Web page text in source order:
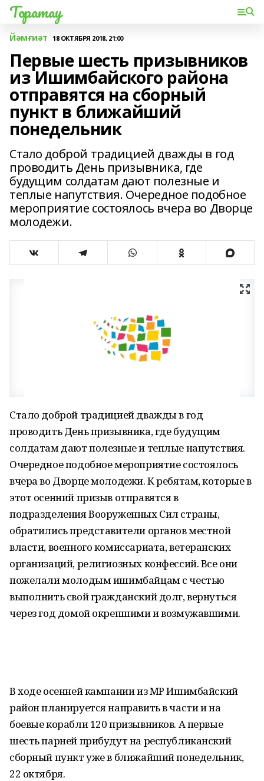
Торатау
Йәмғиәт 18 ОКТЯБРЯ 2018, 21:00
Первые шесть призывников
из Ишимбайского района
отправятся на сборный
пункт в ближайший
понедельник
Стало доброй традицией дважды в год
проводить День призывника, где
будущим солдатам дают полезные и
теплые напутствия. Очередное подобное
мероприятие состоялось вчера во Дворце
молодежи.
Стало доброй традицией дважды в год
проводить День призывника, где будущим
солдатам дают полезные и теплые напутствия.
Очередное подобное мероприятие состоялось
вчера во Дворце молодежи. К ребятам, которые в
этот осенний призыв отправятся в
подразделения Вооруженных Сил страны,
обратились представители органов местной
власти, военного комиссариата, ветеранских
организаций, религиозных конфессий. Все они
пожелали молодым ишимбайцам с честью
выполнить свой гражданский долг, вернуться
через год домой окрепшими и возмужавшими.
В ходе осенней кампании из МР Ишимбайский
район планируется направить в части и на
боевые корабли 120 призывников. А первые
шесть парней прибудут на республиканский
сборный пункт уже в ближайший понедельник,
22 октября.